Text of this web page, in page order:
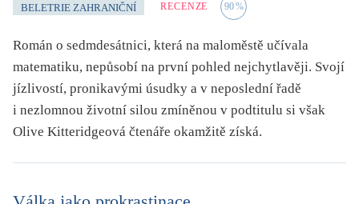
BELETRIE ZAHRANIČNÍ RECENZE 90%
Román o sedmdesátnici, která na maloměstě učívala
matematiku, nepůsobí na první pohled nejchytlavěji. Svojí
jízlivostí, pronikavými úsudky a v neposlední řadě
i nezlomnou životní silou zmíněnou v podtitulu si však
Olive Kitteridgeová čtenáře okamžitě získá.